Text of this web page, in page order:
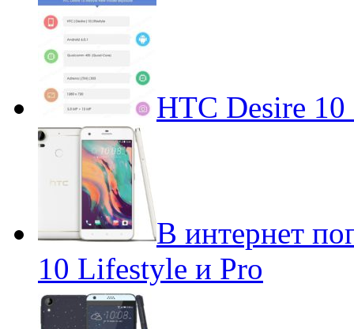
HTC Desire
В интернет
10 Lifestyle и Pro